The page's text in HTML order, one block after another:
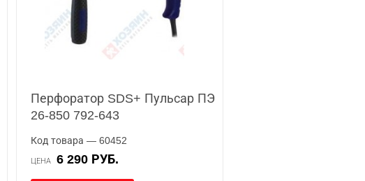
Перфоратор SDS+ Пульсар ПЭ
26-850 792-643
Код товара — 60452
ЦЕНА 6 290 РУБ.